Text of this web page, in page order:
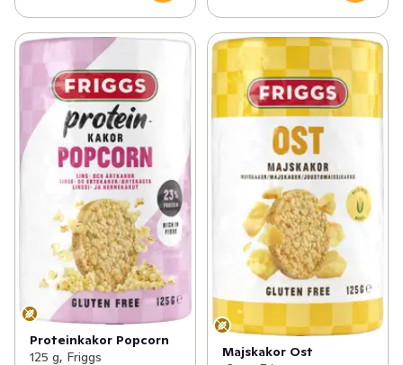
Proteinkakor Popcorn
125 g, Friggs
Majskakor Ost